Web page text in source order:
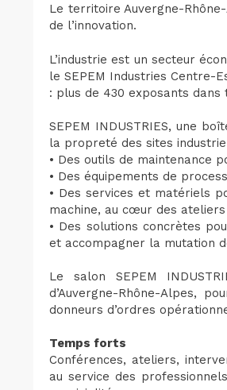
Le territoire Auvergne-
de l’innovation.
L’industrie est un secteur
le SEPEM Industries Centre-
: plus de 430 exposants dans
SEPEM INDUSTRIES, une
la propreté des sites
• Des outils de maintenance
• Des équipements de
• Des services et matériels
machine, au cœur des ateliers
• Des solutions concrètes
et accompagner la mutation
Le salon SEPEM
d’Auvergne-Rhône-Alpes,
donneurs d’ordres
Temps forts
Conférences, ateliers,
au service des